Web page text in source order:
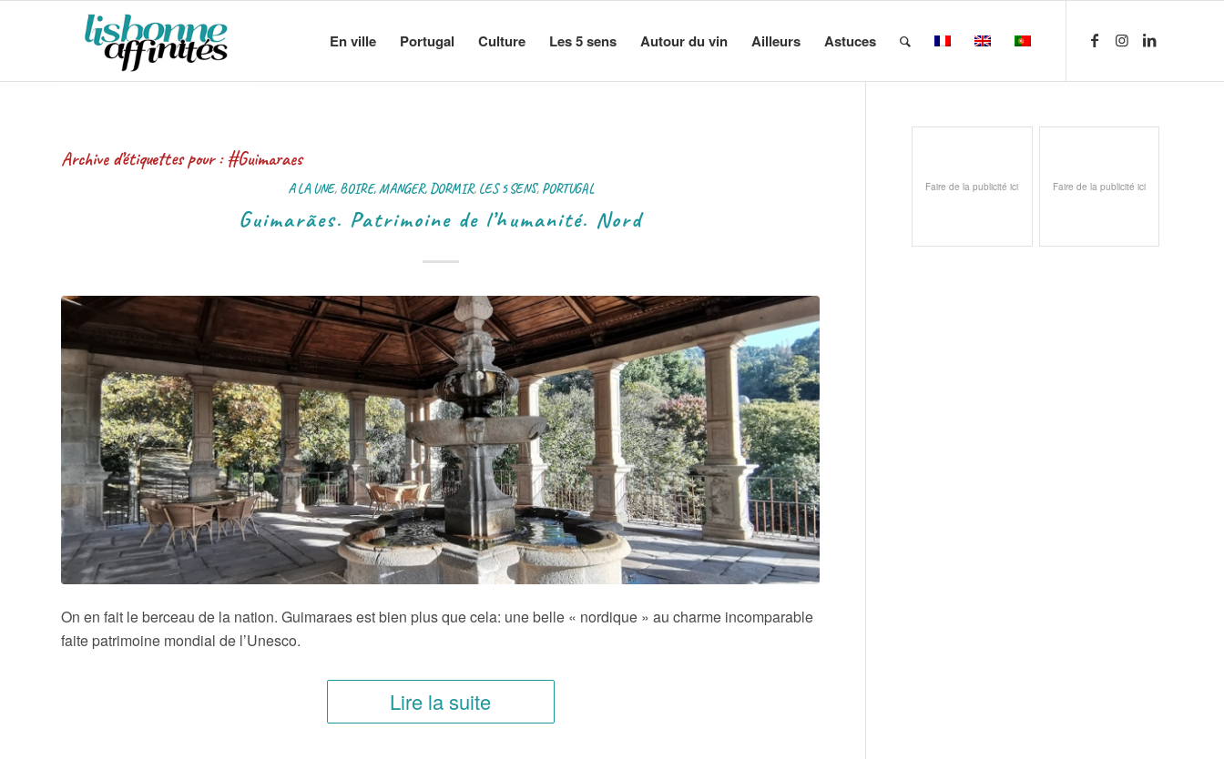
En ville Portugal Culture Les 5 sens Autour du vin Ailleurs Astuces
Archive d’étiquettes pour :#Guimaraes
A LA UNE, BOIRE, MANGER, DORMIR, LES 5 SENS, PORTUGAL
Guimarães. Patrimoine de l’humanité. Nord
On en fait le berceau de la nation. Guimaraes est bien plus que cela: une belle « nordique » au charme incomparable
faite patrimoine mondial de l’Unesco.
Lire la suite
Faire de la publicité ici Faire de la publicité ici